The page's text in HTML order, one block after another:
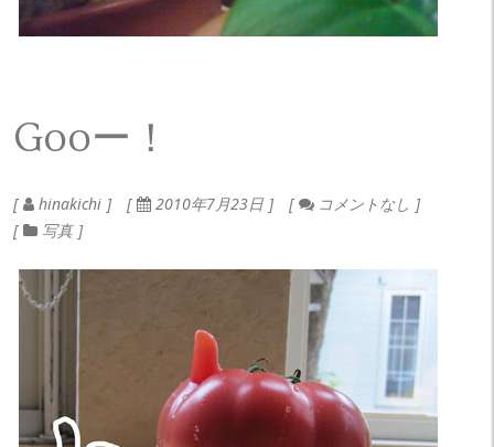
Gooー！
hinakichi 2010年7月23日
コメントなし
写真